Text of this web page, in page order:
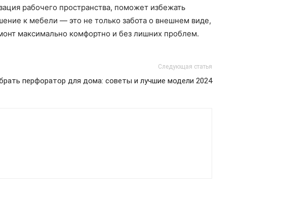
рабочего пространства, поможет избежать
к мебели — это не только забота о внешнем виде,
максимально комфортно и без лишних проблем.
Следующая статья
перфоратор для дома: советы и лучшие модели 2024